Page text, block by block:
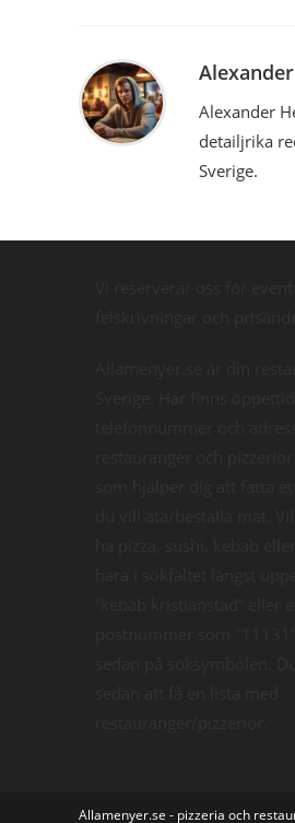
Alexander
detailjrika
Sverige.
Allamenyer.se - pizzeria och